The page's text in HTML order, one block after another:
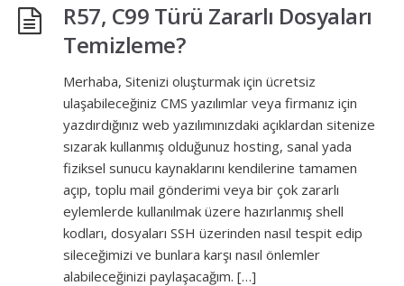
R57, C99 Türü Zararlı Dosyaları
Temizleme?
Merhaba, Sitenizi oluşturmak için ücretsiz
ulaşabileceğiniz CMS yazılımlar veya firmanız için
yazdırdığınız web yazılımınızdaki açıklardan sitenize
sızarak kullanmış olduğunuz hosting, sanal yada
fiziksel sunucu kaynaklarını kendilerine tamamen
açıp, toplu mail gönderimi veya bir çok zararlı
eylemlerde kullanılmak üzere hazırlanmış shell
kodları, dosyaları SSH üzerinden nasıl tespit edip
sileceğimizi ve bunlara karşı nasıl önlemler
alabileceğinizi paylaşacağım. […]